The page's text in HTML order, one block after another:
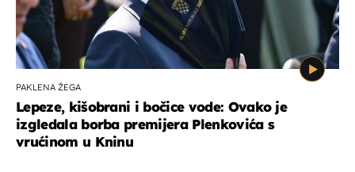
PAKLENA ŽEGA
Lepeze, kišobrani i bočice vode: Ovako je
izgledala borba premijera Plenkovića s
vrućinom u Kninu